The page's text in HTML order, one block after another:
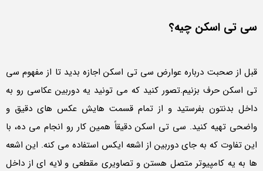
سی تی اسکن چیه؟
قبل از صحبت درباره عوارض سی تی اسکن اجازه بدید تا از مفهوم سی
تی اسکن حرف بزنیم.تصور کنید که می تونید یه دوربین عکاسی رو به
داخل بدنتون بفرستید و از تمام قسمت هایش عکس های دقیق و
واضحی تهیه کنید. سی تی اسکن دقیقاً همین کار رو انجام می ده، با
این تفاوت که به جای دوربین از اشعه ایکس استفاده می کنه. این اشعه
ها به یه کامپیوتر متصل هستن و تصاویری مقطعی و لایه ای از داخل